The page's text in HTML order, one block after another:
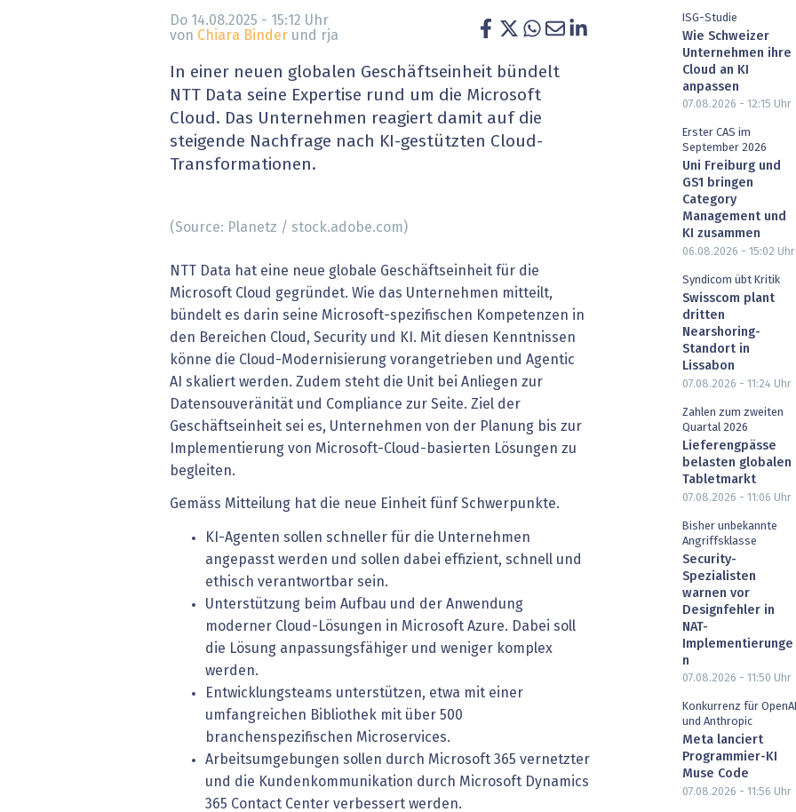
» alle News Gesundheit wird digital
Blockchain
EU-DSGVO
XaaS, Managed Services & Co.
» alle Dossiers
IT for Health
Artificial Intelligence
Finance 2030
Fintech & Insurtech
Professional AV & Digital Signage
Do 14.08.2025 - 15:12 Uhr
von Chiara Binder und rja
In einer neuen globalen Geschäftseinheit bündelt
NTT Data seine Expertise rund um die Microsoft
Cloud. Das Unternehmen reagiert damit auf die
steigende Nachfrage nach KI-gestützten Cloud-
Transformationen.
(Source: Planetz / stock.adobe.com)
NTT Data hat eine neue globale Geschäftseinheit für die
Microsoft Cloud gegründet. Wie das Unternehmen mitteilt,
bündelt es darin seine Microsoft-spezifischen Kompetenzen in
den Bereichen Cloud, Security und KI. Mit diesen Kenntnissen
könne die Cloud-Modernisierung vorangetrieben und Agentic
AI skaliert werden. Zudem steht die Unit bei Anliegen zur
Datensouveränität und Compliance zur Seite. Ziel der
Geschäftseinheit sei es, Unternehmen von der Planung bis zur
Implementierung von Microsoft-Cloud-basierten Lösungen zu
begleiten.
Gemäss Mitteilung hat die neue Einheit fünf Schwerpunkte.
KI-Agenten sollen schneller für die Unternehmen
angepasst werden und sollen dabei effizient, schnell und
ethisch verantwortbar sein.
Unterstützung beim Aufbau und der Anwendung
moderner Cloud-Lösungen in Microsoft Azure. Dabei soll
die Lösung anpassungsfähiger und weniger komplex
werden.
Entwicklungsteams unterstützen, etwa mit einer
umfangreichen Bibliothek mit über 500
branchenspezifischen Microservices.
Arbeitsumgebungen sollen durch Microsoft 365 vernetzter
und die Kundenkommunikation durch Microsoft Dynamics
365 Contact Center verbessert werden.
ISG-Studie
Wie Schweizer
Unternehmen ihre
Cloud an KI
anpassen
07.08.2026 - 12:15 Uhr
Erster CAS im
September 2026
Uni Freiburg und
GS1 bringen
Category
Management und
KI zusammen
06.08.2026 - 15:02 Uhr
Syndicom übt Kritik
Swisscom plant
dritten
Nearshoring-
Standort in
Lissabon
07.08.2026 - 11:24 Uhr
Zahlen zum zweiten
Quartal 2026
Lieferengpässe
belasten globalen
Tabletmarkt
07.08.2026 - 11:06 Uhr
Bisher unbekannte
Angriffsklasse
Security-
Spezialisten
warnen vor
Designfehler in
NAT-
Implementierunge
n
07.08.2026 - 11:50 Uhr
Konkurrenz für OpenAI
und Anthropic
Meta lanciert
Programmier-KI
Muse Code
07.08.2026 - 11:56 Uhr